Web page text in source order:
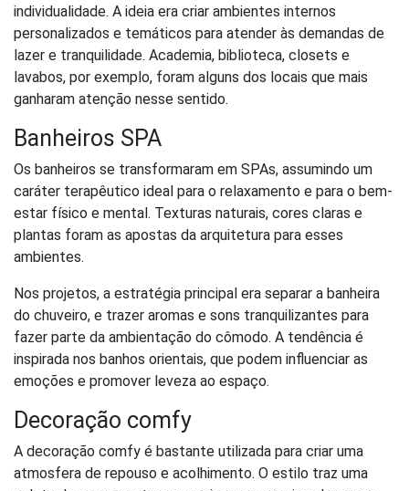
individualidade. A ideia era criar ambientes internos
personalizados e temáticos para atender às demandas de
lazer e tranquilidade. Academia, biblioteca, closets e
lavabos, por exemplo, foram alguns dos locais que mais
ganharam atenção nesse sentido.
Banheiros SPA
Os banheiros se transformaram em SPAs, assumindo um
caráter terapêutico ideal para o relaxamento e para o bem-
estar físico e mental. Texturas naturais, cores claras e
plantas foram as apostas da arquitetura para esses
ambientes.
Nos projetos, a estratégia principal era separar a banheira
do chuveiro, e trazer aromas e sons tranquilizantes para
fazer parte da ambientação do cômodo. A tendência é
inspirada nos banhos orientais, que podem influenciar as
emoções e promover leveza ao espaço.
Decoração comfy
A decoração comfy é bastante utilizada para criar uma
atmosfera de repouso e acolhimento. O estilo traz uma